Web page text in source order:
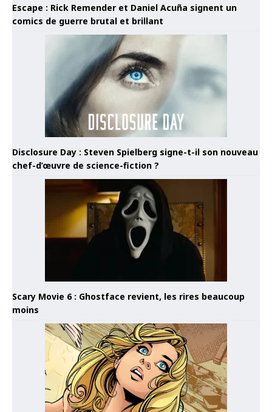
Escape : Rick Remender et Daniel Acuña signent un
comics de guerre brutal et brillant
Disclosure Day : Steven Spielberg signe-t-il son nouveau
chef-d’œuvre de science-fiction ?
Scary Movie 6 : Ghostface revient, les rires beaucoup
moins